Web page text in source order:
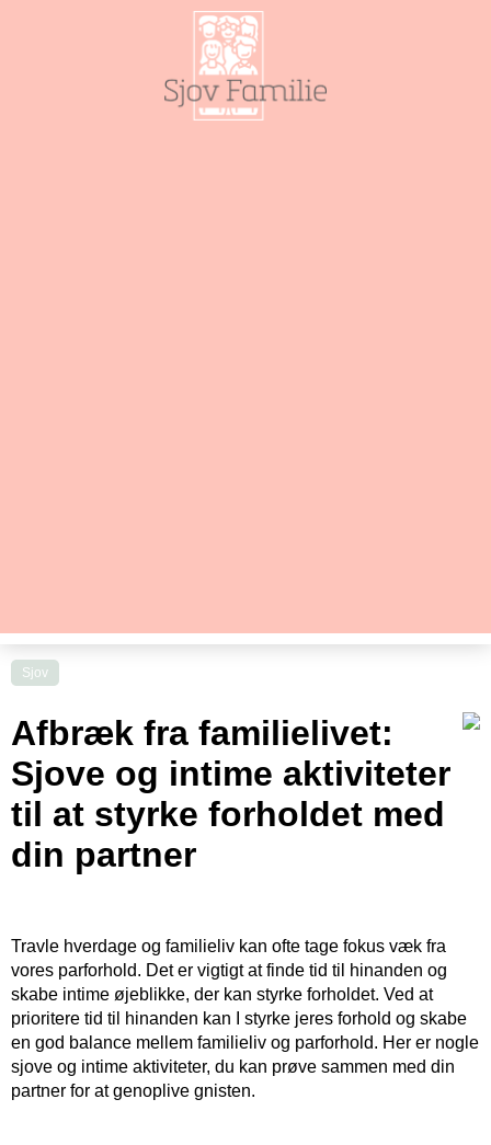
Sjov
Afbræk fra familielivet:
Sjove og intime aktiviteter
til at styrke forholdet med
din partner
Travle hverdage og familieliv kan ofte tage fokus væk fra
vores parforhold. Det er vigtigt at finde tid til hinanden og
skabe intime øjeblikke, der kan styrke forholdet. Ved at
prioritere tid til hinanden kan I styrke jeres forhold og skabe
en god balance mellem familieliv og parforhold. Her er nogle
sjove og intime aktiviteter, du kan prøve sammen med din
partner for at genoplive gnisten.